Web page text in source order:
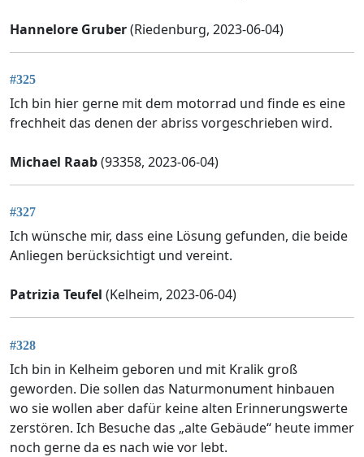
Hannelore Gruber(Riedenburg, 2023-06-04)
#325
Ich bin hier gerne mit dem motorrad und finde es eine
frechheit das denen der abriss vorgeschrieben wird.
Michael Raab(93358, 2023-06-04)
#327
Ich wünsche mir, dass eine Lösung gefunden, die beide
Anliegen berücksichtigt und vereint.
Patrizia Teufel (Kelheim, 2023-06-04)
#328
Ich bin in Kelheim geboren und mit Kralik groß
geworden. Die sollen das Naturmonument hinbauen
wo sie wollen aber dafür keine alten Erinnerungswerte
zerstören. Ich Besuche das „alte Gebäude“ heute immer
noch gerne da es nach wie vor lebt.